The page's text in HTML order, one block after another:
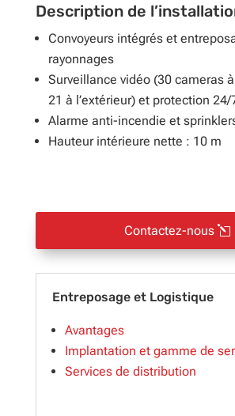
Description de
Convoyeurs intégrés et
rayonnages
Surveillance vidéo (30 cameras
21 à l’extérieur) et protection 24/
Alarme anti-incendie et
Hauteur intérieure nette : 10 m
Contactez-nous
Entreposage et Logistique
Avantages
Implantation et gamme de
Services de distribution